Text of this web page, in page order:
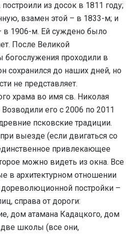
из досок в 1811 году;
взамен этой – в 1833-м; и
1906-м. Ей суждено было
После Великой
богослужения проходили в
сохранился до наших дней, но
не представляет.
храма во имя св. Николая
его с 2006 по 2011
псковские традиции.
выезде (если двигаться со
привлекающее
можно видеть из окна. Все
в архитектурном отношении
постройки –
справа от дороги:
дом атамана Кадацкого, дом
две школы (все они,